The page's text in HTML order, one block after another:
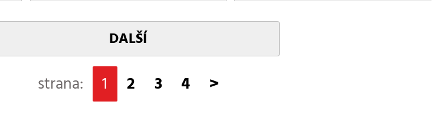
DALŠÍ
strana: 1 2 3 4 >